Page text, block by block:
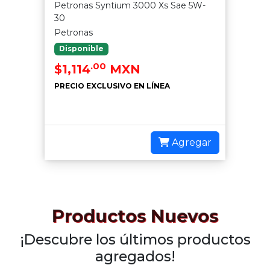
Petronas Syntium 3000 Xs Sae 5W-
30
Petronas
Disponible
$1,114.00 MXN
PRECIO EXCLUSIVO EN LÍNEA
Agregar
Productos Nuevos
¡Descubre los últimos productos
agregados!